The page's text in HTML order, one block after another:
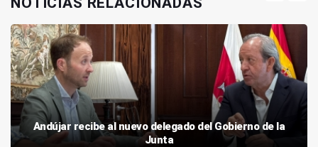
Andújar recibe al nuevo delegado del Gobierno de la
Junta